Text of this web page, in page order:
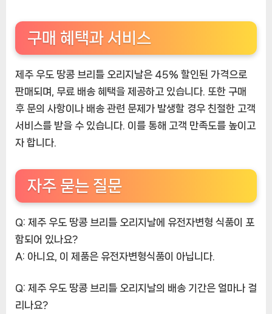
구매 혜택과 서비스
제주 우도 땅콩 브리틀 오리지날은 45% 할인된 가격으로
판매되며, 무료 배송 혜택을 제공하고 있습니다. 또한 구매
후 문의 사항이나 배송 관련 문제가 발생할 경우 친절한 고객
서비스를 받을 수 있습니다. 이를 통해 고객 만족도를 높이고
자 합니다.
자주 묻는 질문
Q: 제주 우도 땅콩 브리틀 오리지날에 유전자변형 식품이 포
함되어 있나요?
A: 아니요, 이 제품은 유전자변형식품이 아닙니다.
Q: 제주 우도 땅콩 브리틀 오리지날의 배송 기간은 얼마나 걸
리나요?